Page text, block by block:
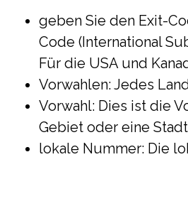
geben Sie den Exit-
Code (International
Für die USA und
Vorwahlen: Jedes
Vorwahl: Dies ist die
Gebiet oder eine
lokale Nummer: Die